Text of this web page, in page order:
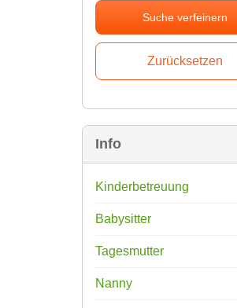
Suche verfeinern
Info
Kinderbetreuung
Babysitter
Tagesmutter
Nanny